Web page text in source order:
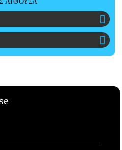
ΑΙΘΟΥΣΑ